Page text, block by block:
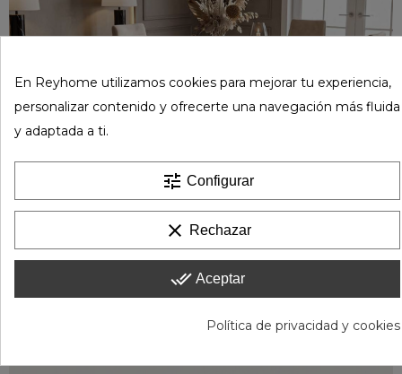
En Reyhome utilizamos cookies para mejorar tu experiencia,
personalizar contenido y ofrecerte una navegación más fluida
y adaptada a ti.
tune Configurar
clear Rechazar
done_all Aceptar
Política de privacidad y cookies